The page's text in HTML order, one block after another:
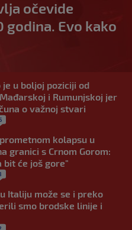
očevide
godina. Evo kako
je u boljoj poziciji od
i Rumunjskoj jer
o važnoj stvari
kolapsu u
granici s Crnom Gorom:
bit će još gore"
Italiju može se i preko
smo brodske linije i